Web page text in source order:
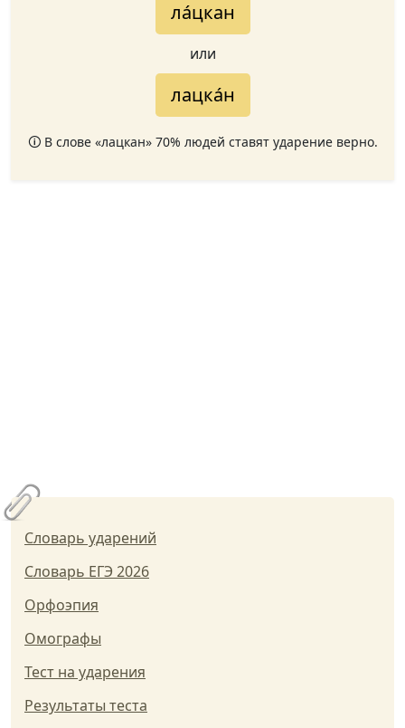
ла́цкан
или
лацка́н
🛈 В слове «лацкан» 70% людей ставят ударение верно.
Словарь ударений
Словарь ЕГЭ 2026
Орфоэпия
Омографы
Тест на ударения
Результаты теста